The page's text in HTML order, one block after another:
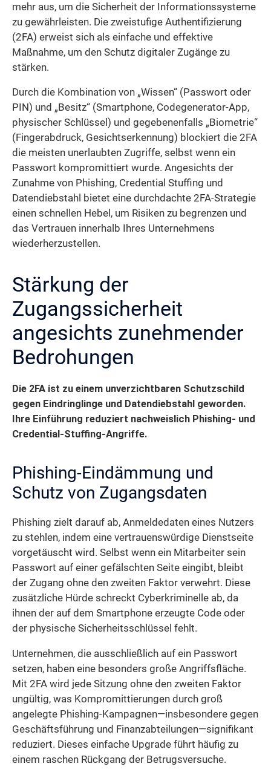
mehr aus, um die Sicherheit der Informationssysteme
zu gewährleisten. Die zweistufige Authentifizierung
(2FA) erweist sich als einfache und effektive
Maßnahme, um den Schutz digitaler Zugänge zu
stärken.
Durch die Kombination von „Wissen“ (Passwort oder
PIN) und „Besitz“ (Smartphone, Codegenerator-App,
physischer Schlüssel) und gegebenenfalls „Biometrie“
(Fingerabdruck, Gesichtserkennung) blockiert die 2FA
die meisten unerlaubten Zugriffe, selbst wenn ein
Passwort kompromittiert wurde. Angesichts der
Zunahme von Phishing, Credential Stuffing und
Datendiebstahl bietet eine durchdachte 2FA-Strategie
einen schnellen Hebel, um Risiken zu begrenzen und
das Vertrauen innerhalb Ihres Unternehmens
wiederherzustellen.
Stärkung der
Zugangssicherheit
angesichts zunehmender
Bedrohungen
Die 2FA ist zu einem unverzichtbaren Schutzschild
gegen Eindringlinge und Datendiebstahl geworden.
Ihre Einführung reduziert nachweislich Phishing- und
Credential-Stuffing-Angriffe.
Phishing-Eindämmung und
Schutz von Zugangsdaten
Phishing zielt darauf ab, Anmeldedaten eines Nutzers
zu stehlen, indem eine vertrauenswürdige Dienstseite
vorgetäuscht wird. Selbst wenn ein Mitarbeiter sein
Passwort auf einer gefälschten Seite eingibt, bleibt
der Zugang ohne den zweiten Faktor verwehrt. Diese
zusätzliche Hürde schreckt Cyberkriminelle ab, da
ihnen der auf dem Smartphone erzeugte Code oder
der physische Sicherheitsschlüssel fehlt.
Unternehmen, die ausschließlich auf ein Passwort
setzen, haben eine besonders große Angriffsfläche.
Mit 2FA wird jede Sitzung ohne den zweiten Faktor
ungültig, was Kompromittierungen durch groß
angelegte Phishing-Kampagnen—insbesondere gegen
Geschäftsführung und Finanzabteilungen—signifikant
reduziert. Dieses einfache Upgrade führt häufig zu
einem raschen Rückgang der Betrugsversuche.